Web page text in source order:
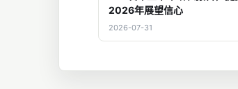
2026年展望信心
2026-07-31